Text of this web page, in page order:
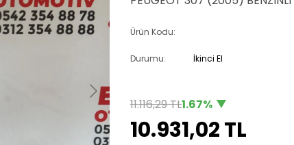
Ürün Kodu:
Durumu: İkinci El
11.116,29 TL1.67%
10.931,02 TL